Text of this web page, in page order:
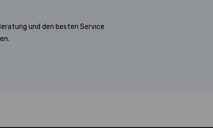
und den besten Service